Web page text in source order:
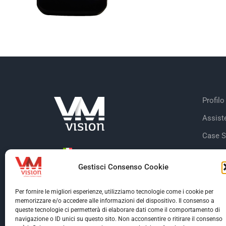
Gestisci Consenso Cookie
Per fornire le migliori esperienze, utilizziamo tecnologie come i cookie per
memorizzare e/o accedere alle informazioni del dispositivo. Il consenso a
queste tecnologie ci permetterà di elaborare dati come il comportamento di
navigazione o ID unici su questo sito. Non acconsentire o ritirare il consenso
Profilo
Case
Clienti